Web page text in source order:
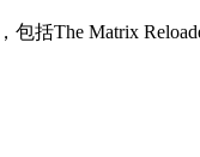
括The Matrix